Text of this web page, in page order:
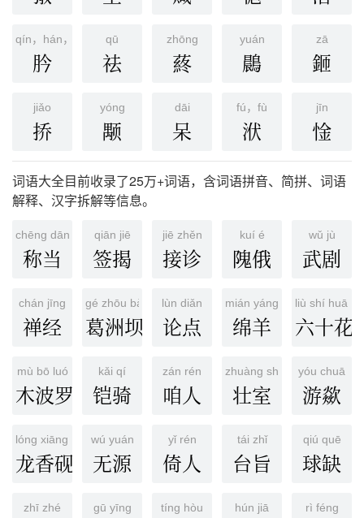
qín，hán，hàn
肣
qū
祛
zhōng
蔠
yuán
鷐
zā
鉔
jiǎo
挢
yóng
颙
dāi
呆
fú，fù
洑
jīn
惍
词语大全目前收录了25万+词语，含词语拼音、简拼、词语
解释、汉字拆解等信息。
chēng dāng
称当
qiān jiē
签揭
jiē zhěn
接诊
kuí é
隗俄
wǔ jù
武剧
chán jīng
禅经
gé zhōu bà shuǐ lì shū niǔ
葛洲坝水利枢纽
lùn diǎn
论点
mián yáng
绵羊
liù shí huā
六十花
mù bō luó
木波罗
kǎi qí
铠骑
zán rén
咱人
zhuàng shì
壮室
yóu chuā
游歘
lóng xiāng yàn
龙香砚
wú yuán
无源
yǐ rén
倚人
tái zhǐ
台旨
qiú quē
球缺
zhī zhé gū yīng tíng hòu hún jiā rì féng